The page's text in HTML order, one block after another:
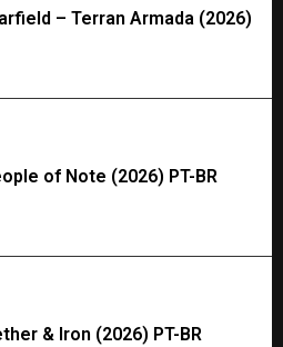
– Terran Armada (2026)
of Note (2026) PT-BR
& Iron (2026) PT-BR